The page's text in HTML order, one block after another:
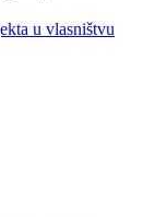
u vlasništvu